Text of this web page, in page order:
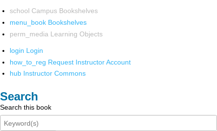
school Campus Bookshelves
menu_book Bookshelves
perm_media Learning Objects
login Login
how_to_reg Request Instructor Account
hub Instructor Commons
Search
Search this book